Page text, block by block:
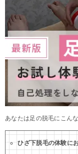
あなたは足の脱毛にこん
ひざ下脱毛の体験に